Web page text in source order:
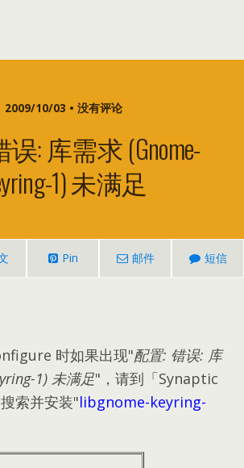
2009/10/03 • 没有评论
: 库需求 (gnome-
1) 未满足
Pin 邮件 短信
时如果出现"配置: 错误: 库
1) 未满足" ，请到「Synaptic
索并安装"libgnome-keyring-